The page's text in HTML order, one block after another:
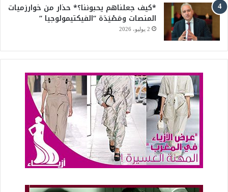
*كيف جعلناهم يحبوننا؟* حذار من خوارزميات
المنصات ومَصْيَدَة “الفيكتيمولوجيا “
2 يوليو، 2026